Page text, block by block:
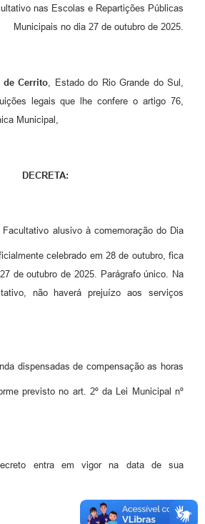
nas Escolas e Repartições Públicas
Municipais no dia 27 de outubro de 2025.
Cerrito, Estado do Rio Grande do Sul,
legais que lhe confere o artigo 76,
Municipal,
DECRETA:
alusivo à comemoração do Dia
celebrado em 28 de outubro, fica
de outubro de 2025. Parágrafo único. Na
não haverá prejuízo aos serviços
dispensadas de compensação as horas
previsto no art. 2º da Lei Municipal nº
entra em vigor na data de sua